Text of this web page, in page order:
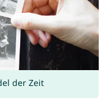
der Zeit